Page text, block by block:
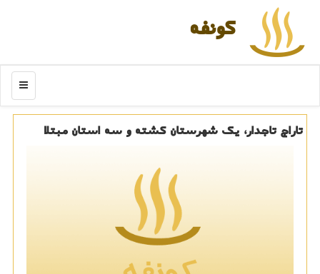
كونفه
منو
تاراج تاجدار، یك شهرستان كشته و سه استان مبتلا